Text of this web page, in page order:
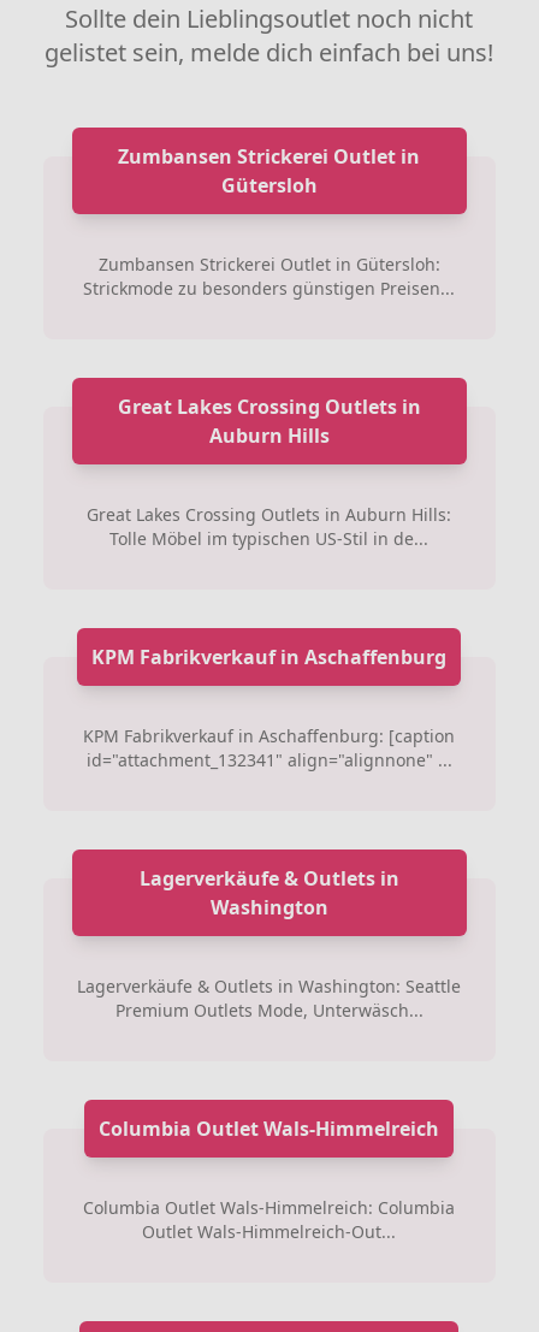
Sollte dein Lieblingsoutlet noch nicht
gelistet sein, melde dich einfach bei uns!
Zumbansen Strickerei Outlet in
Gütersloh
Zumbansen Strickerei Outlet in Gütersloh:
Strickmode zu besonders günstigen Preisen...
Great Lakes Crossing Outlets in
Auburn Hills
Great Lakes Crossing Outlets in Auburn Hills:
Tolle Möbel im typischen US-Stil in de...
KPM Fabrikverkauf in Aschaffenburg
KPM Fabrikverkauf in Aschaffenburg: [caption
id="attachment_132341" align="alignnone" ...
Lagerverkäufe & Outlets in
Washington
Lagerverkäufe & Outlets in Washington: Seattle
Premium Outlets Mode, Unterwäsch...
Columbia Outlet Wals-Himmelreich
Columbia Outlet Wals-Himmelreich: Columbia
Outlet Wals-Himmelreich-Out...